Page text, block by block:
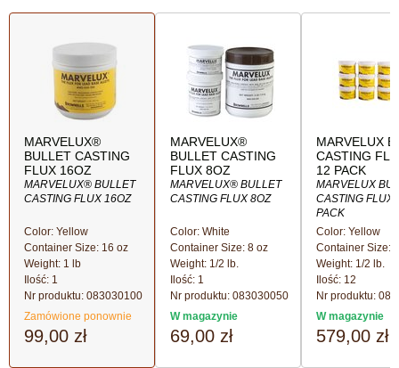
MARVELUX®
BULLET CASTING
FLUX 16OZ
MARVELUX® BULLET
CASTING FLUX 16OZ
Color: Yellow
Container Size: 16 oz
Weight: 1 lb
Ilość: 1
Nr produktu: 083030100
Zamówione ponownie
99,00 zł
MARVELUX®
BULLET CASTING
FLUX 8OZ
MARVELUX® BULLET
CASTING FLUX 8OZ
Color: White
Container Size: 8 oz
Weight: 1/2 lb.
Ilość: 1
Nr produktu: 083030050
W magazynie
69,00 zł
MARVELUX
CASTING
12 PACK
MARVELUX
CASTING FLUX
PACK
Color: Yellow
Container Size:
Weight: 1/2 lb.
Ilość: 12
Nr produktu:
W magazynie
579,00 zł